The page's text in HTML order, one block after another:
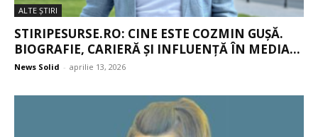
ALTE ŞTIRI
STIRIPESURSE.RO: CINE ESTE COZMIN GUȘĂ.
BIOGRAFIE, CARIERĂ ȘI INFLUENȚĂ ÎN MEDIA...
News Solid - aprilie 13, 2026